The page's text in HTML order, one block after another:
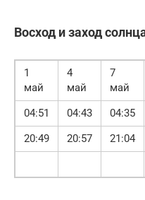
Восход и заход
1
май
4
май
7
май
04:51
04:43 04:35
20:49
20:57 21:04